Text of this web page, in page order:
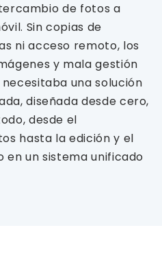
de fotos a
Sin copias de
ni acceso remoto, los
y mala gestión
una solución
diseñada desde cero,
desde el
hasta la edición y el
un sistema unificado